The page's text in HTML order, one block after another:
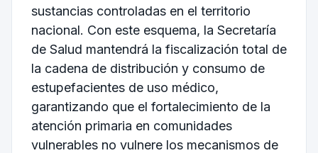
sustancias controladas en el territorio
nacional. Con este esquema, la Secretaría
de Salud mantendrá la fiscalización total de
la cadena de distribución y consumo de
estupefacientes de uso médico,
garantizando que el fortalecimiento de la
atención primaria en comunidades
vulnerables no vulnere los mecanismos de